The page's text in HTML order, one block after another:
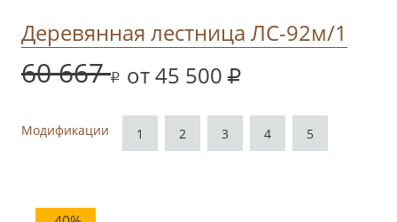
Деревянная лестница ЛС-92м/1
60 667 от 45 500
Модификации 1 2 3 4 5